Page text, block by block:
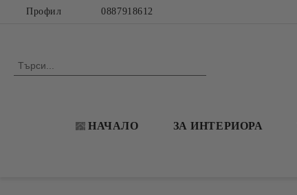
Профил 0887918612
НАЧАЛО ЗА ИНТЕРИОРА